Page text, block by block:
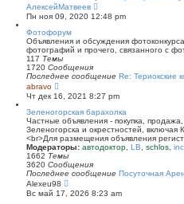
о
о
б
е
н
и
ю
о
с
л
е
д
н
е
м
у
с
о
о
щ
е
н
и
ю
АлексейМатвеев
е
р
й
т
п
с
л
е
д
н
е
м
у
о
щ
Пн ноя 09, 2020 12:48 pm
Фотофорум
Объявления и обсуждения
фотографий и прочего, связанного с
117 Темы
1720 Сообщения
Последнее сообщение Re: Териокские
abravo
е
р
е
й
т
и
к
п
о
с
л
е
д
Чт дек 16, 2021 8:27 pm
Зеленогорская барахолка
Частные объявления - покупка,
Зеленогорска и окрестностей,
<br>Для размещения объявления
Модераторы: автодоктор LB schlos
1662 Темы
3620 Сообщения
Последнее сообщение Посуточная
Alexeu98
е
р
Вс май 17, 2026 8:23 am